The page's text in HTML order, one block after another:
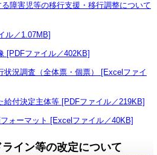
障害児等の移行支援・移行調整について
ル／1.07MB]
[PDFファイル／402KB]
状況調査（全体票・個票） [Excelファイ
給付決定主体等 [PDFファイル／219KB]
ォーマット [Excelファイル／40KB]
イン等の改定について